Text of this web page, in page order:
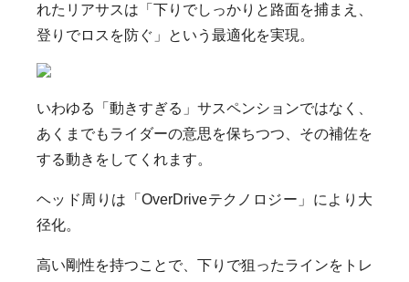
れたリアサスは「下りでしっかりと路面を捕まえ、
登りでロスを防ぐ」という最適化を実現。
いわゆる「動きすぎる」サスペンションではなく、
あくまでもライダーの意思を保ちつつ、その補佐を
する動きをしてくれます。
ヘッド周りは「OverDriveテクノロジー」により大
径化。
高い剛性を持つことで、下りで狙ったラインをトレ